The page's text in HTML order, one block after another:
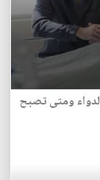
ومتى تصبح